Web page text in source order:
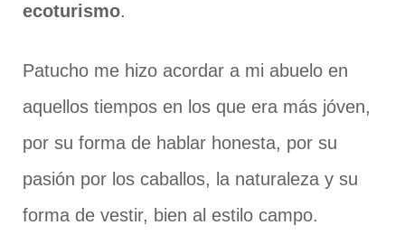
ecoturismo.
Patucho me hizo acordar a mi abuelo en
aquellos tiempos en los que era más jóven,
por su forma de hablar honesta, por su
pasión por los caballos, la naturaleza y su
forma de vestir, bien al estilo campo.